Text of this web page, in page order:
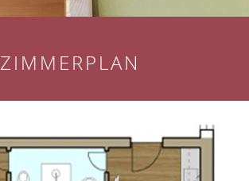
ZIMMERPLAN